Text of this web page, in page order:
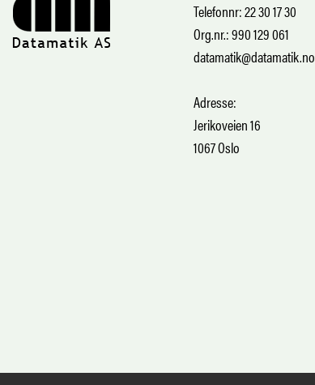
Telefonnr: 22 30 17 30
Org.nr.: 990 129 061
datamatik@datamatik.no
Adresse:
Jerikoveien 16
1067 Oslo